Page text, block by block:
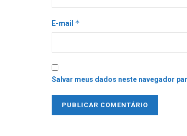
E-mail *
Salvar meus dados neste navegador